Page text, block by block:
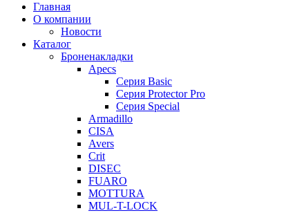
Главная
О компании
Новости
Каталог
Броненакладки
Apecs
Серия Basic
Серия Protector Pro
Серия Special
Armadillo
CISA
Avers
Crit
DISEC
FUARO
MOTTURA
MUL-T-LOCK